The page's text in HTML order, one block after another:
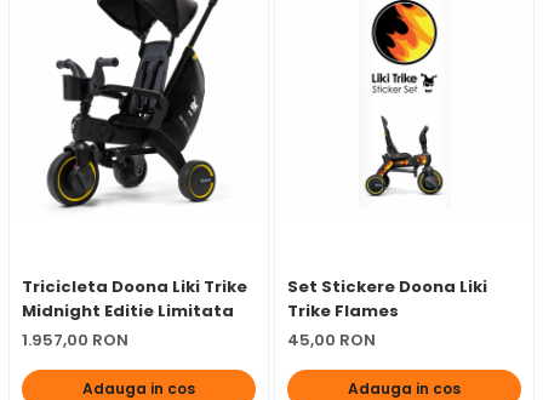
Tricicleta Doona Liki Trike
Midnight Editie Limitata
1.957,00 RON
Adauga in cos
Set Stickere Doona Liki
Trike Flames
45,00 RON
Adauga in cos